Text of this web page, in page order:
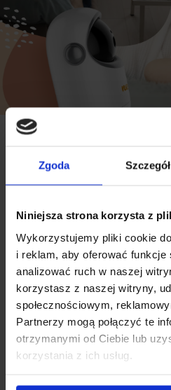
Zgoda
Niniejsza strona korzysta z
Wykorzystujemy pliki cookie
i reklam, aby oferować funkcje
analizować ruch w naszej
korzystasz z naszej witryny,
społecznościowym,
Partnerzy mogą połączyć te
otrzymanymi od Ciebie lub
korzystania z ich usług.
Drücken Sie die MENU-
Modus aufzurufen. In
sparen. Der Monitor wird
erkannt werden.